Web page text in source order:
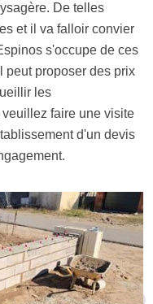
De telles
et il va falloir convier
s'occupe de ces
peut proposer des prix
les
faire une visite
d'un devis